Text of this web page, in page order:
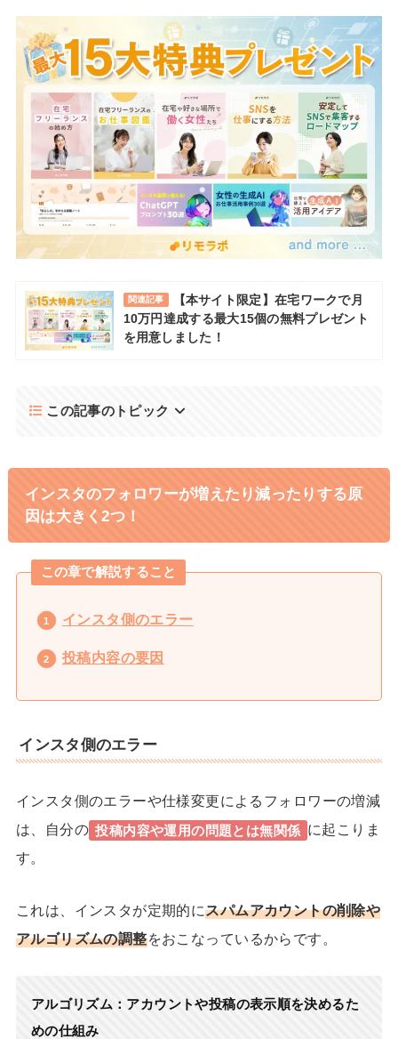
関連記事
【本サイト限定】在宅ワークで月
10万円達成する最大15個の無料プレゼント
を用意しました！
この記事のトピック
インスタのフォロワーが増えたり減ったりする原
因は大きく2つ！
この章で解説すること
インスタ側のエラー
投稿内容の要因
インスタ側のエラー
インスタ側のエラーや仕様変更によるフォロワーの増減
は、自分の 投稿内容や運用の問題とは無関係 に起こりま
す。
これは、 インスタが定期的にスパムアカウントの削除や
アルゴリズムの調整をおこなっているからです。
アルゴリズム ：アカウントや投稿の表示順を決めるた
めの仕組み